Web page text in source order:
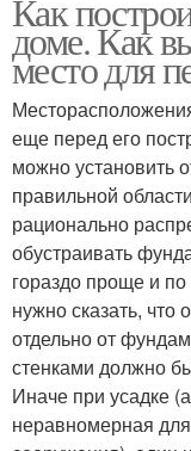
Как
доме. Как
место для
еще перед его
можно установить
правильной
рационально
обустраивать
гораздо проще и
нужно сказать, что
отдельно от
стенками должно
Иначе при усадке
неравномерная